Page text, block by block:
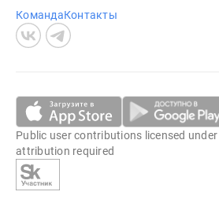
КомандаКонтакты
Public user contributions licensed
attribution required